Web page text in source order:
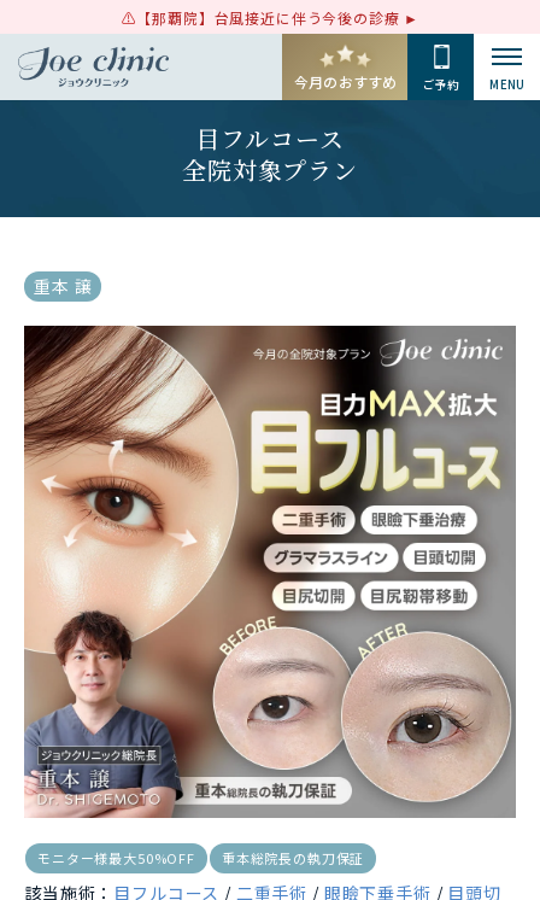
【那覇院】台風接近に伴う今後の診療
今月のおすすめ ご予約 MENU
目フルコース
全院対象プラン
重本 譲
モニター様最大50%OFF 重本総院長の執刀保証
該当施術： 目フルコース / 二重手術 / 眼瞼下垂手術 / 目頭切